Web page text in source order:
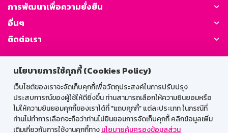
นโยบายการใช้คุกกี้ (Cookies Policy)
เว็บไซต์ของเราจะจัดเก็บคุกกี้เพื่อวัตถุประสงค์ในการปรับปรุง
ประสบการณ์ของผู้ใช้ให้ดียิ่งขึ้น ท่านสามารถเลือกให้ความยินยอมหรือ
ไม่ให้ความยินยอมคุกกี้ของเราได้ที่ "แถบคุกกี้” แต่ละประเภท ในกรณีที่
ท่านไม่ทำการเลือกจะถือว่าท่านไม่ยินยอมการจัดเก็บคุกกี้ คลิกข้อมูลเพิ่ม
เติมเกี่ยวกับการใช้งานคุกกี้ทางนโยบายคุ้มครองข้อมูลส่วน
การพัฒนาเพื่อความยั่งยืน
อื่นๆ
ติดต่อเรา
GSB Society:
สำหรับพนักงาน
Web HR
GSB Wisdom M-Search